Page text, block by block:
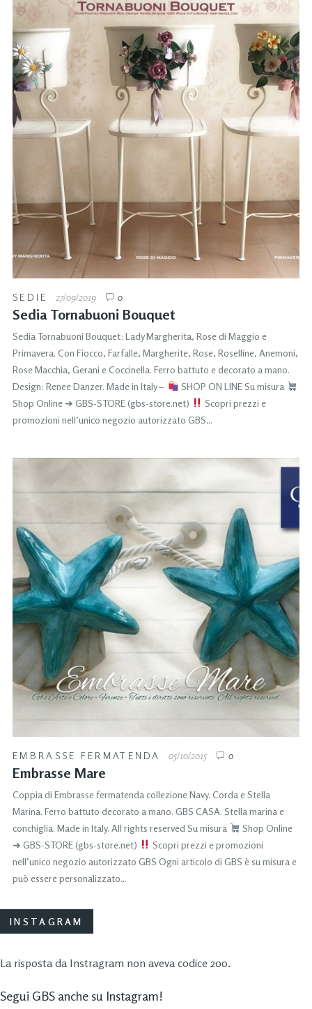
SEDIE 27/09/2019 0
Sedia Tornabuoni Bouquet
Sedia Tornabuoni Bouquet: Lady Margherita, Rose di Maggio e
Primavera. Con Fiocco, Farfalle, Margherite, Rose, Roselline, Anemoni,
Rose Macchia, Gerani e Coccinella. Ferro battuto e decorato a mano.
Design: Renee Danzer. Made in Italy –
SHOP ON LINE Su misura
Shop Online ➜ GBS-STORE (gbs-store.net)
Scopri prezzi e
promozioni nell’unico negozio autorizzato GBS…
EMBRASSE FERMATENDA 05/10/2015 0
Embrasse Mare
Coppia di Embrasse fermatenda collezione Navy. Corda e Stella
Marina. Ferro battuto decorato a mano. GBS CASA. Stella marina e
conchiglia. Made in Italy. All rights reserved Su misura
Shop Online
➜ GBS-STORE (gbs-store.net)
Scopri prezzi e promozioni
nell’unico negozio autorizzato GBS Ogni articolo di GBS è su misura e
può essere personalizzato…
INSTAGRAM
La risposta da Instragram non aveva codice 200.
Segui GBS anche su Instagram!